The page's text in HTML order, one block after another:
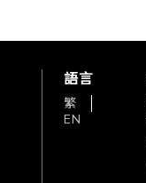
語言
繁
EN